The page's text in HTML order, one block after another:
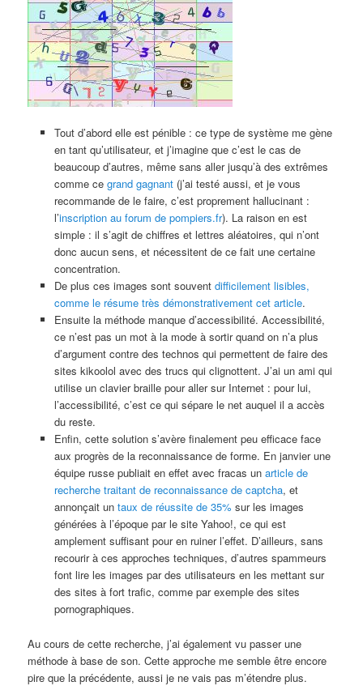
Tout d’abord elle est pénible : ce type de système me gène
en tant qu’utilisateur, et j’imagine que c’est le cas de
beaucoup d’autres, même sans aller jusqu’à des extrêmes
comme ce grand gagnant(j’ai testé aussi, et je vous
recommande de le faire, c’est proprement hallucinant :
l’inscription au forum de pompiers.fr). La raison en est
simple : il s’agit de chiffres et lettres aléatoires, qui n’ont
donc aucun sens, et nécessitent de ce fait une certaine
concentration.
De plus ces images sont souvent difficilement lisibles,
comme le résume très démonstrativement cet article.
Ensuite la méthode manque d’accessibilité. Accessibilité,
ce n’est pas un mot à la mode à sortir quand on n’a plus
d’argument contre des technos qui permettent de faire des
sites kikoolol avec des trucs qui clignottent. J’ai un ami qui
utilise un clavier braille pour aller sur Internet : pour lui,
l’accessibilité, c’est ce qui sépare le net auquel il a accès
du reste.
Enfin, cette solution s’avère finalement peu efficace face
aux progrès de la reconnaissance de forme. En janvier une
équipe russe publiait en effet avec fracas un article de
recherche traitant de reconnaissance de captcha, et
annonçait un taux de réussite de 35% sur les images
générées à l’époque par le site Yahoo!, ce qui est
amplement suffisant pour en ruiner l’effet. D’ailleurs, sans
recourir à ces approches techniques, d’autres spammeurs
font lire les images par des utilisateurs en les mettant sur
des sites à fort trafic, comme par exemple des sites
pornographiques.
Au cours de cette recherche, j’ai également vu passer une
méthode à base de son. Cette approche me semble être encore
pire que la précédente, aussi je ne vais pas m’étendre plus.